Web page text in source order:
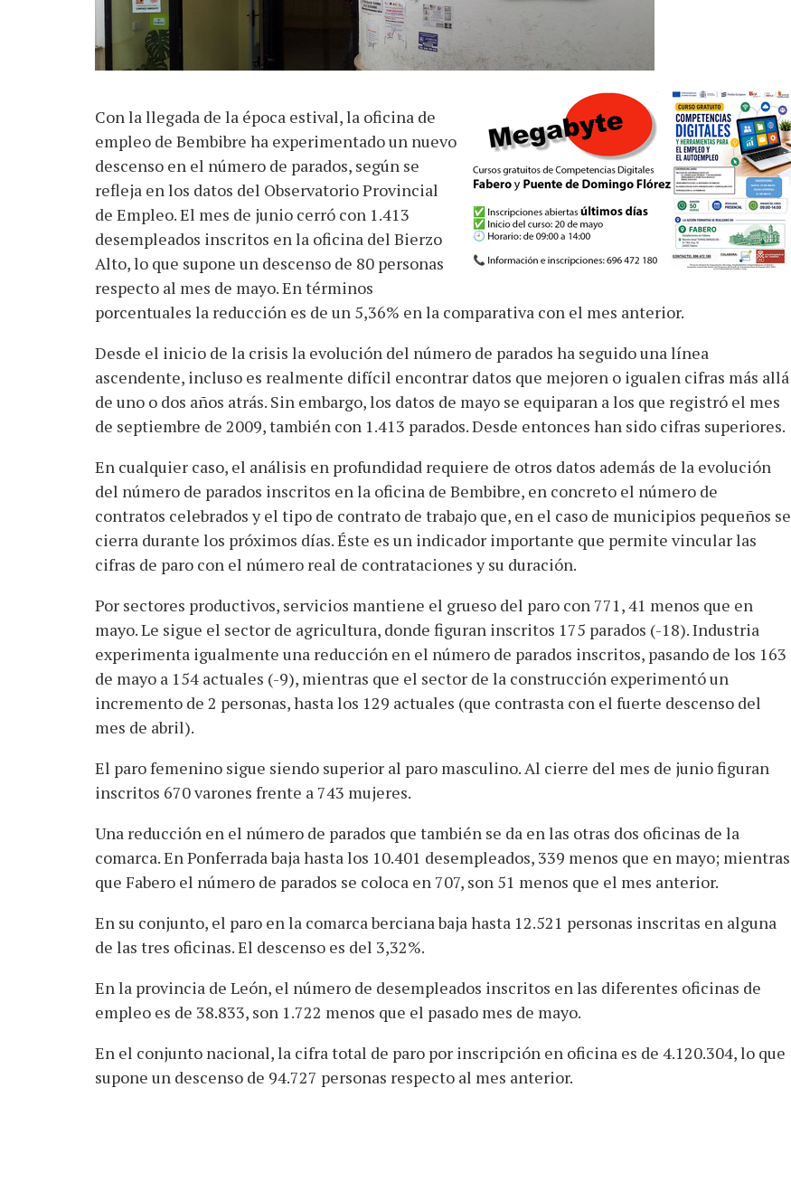
Con la llegada de la época estival, la oficina de
empleo de Bembibre ha experimentado un nuevo
descenso en el número de parados, según se
refleja en los datos del Observatorio Provincial
de Empleo. El mes de junio cerró con 1.413
desempleados inscritos en la oficina del Bierzo
Alto, lo que supone un descenso de 80 personas
respecto al mes de mayo. En términos
porcentuales la reducción es de un 5,36% en la comparativa con el mes anterior.
Desde el inicio de la crisis la evolución del número de parados ha seguido una línea
ascendente, incluso es realmente difícil encontrar datos que mejoren o igualen cifras más allá
de uno o dos años atrás. Sin embargo, los datos de mayo se equiparan a los que registró el mes
de septiembre de 2009, también con 1.413 parados. Desde entonces han sido cifras superiores.
En cualquier caso, el análisis en profundidad requiere de otros datos además de la evolución
del número de parados inscritos en la oficina de Bembibre, en concreto el número de
contratos celebrados y el tipo de contrato de trabajo que, en el caso de municipios pequeños se
cierra durante los próximos días. Éste es un indicador importante que permite vincular las
cifras de paro con el número real de contrataciones y su duración.
Por sectores productivos, servicios mantiene el grueso del paro con 771, 41 menos que en
mayo. Le sigue el sector de agricultura, donde figuran inscritos 175 parados (-18). Industria
experimenta igualmente una reducción en el número de parados inscritos, pasando de los 163
de mayo a 154 actuales (-9), mientras que el sector de la construcción experimentó un
incremento de 2 personas, hasta los 129 actuales (que contrasta con el fuerte descenso del
mes de abril).
El paro femenino sigue siendo superior al paro masculino. Al cierre del mes de junio figuran
inscritos 670 varones frente a 743 mujeres.
Una reducción en el número de parados que también se da en las otras dos oficinas de la
comarca. En Ponferrada baja hasta los 10.401 desempleados, 339 menos que en mayo; mientras
que Fabero el número de parados se coloca en 707, son 51 menos que el mes anterior.
En su conjunto, el paro en la comarca berciana baja hasta 12.521 personas inscritas en alguna
de las tres oficinas. El descenso es del 3,32%.
En la provincia de León, el número de desempleados inscritos en las diferentes oficinas de
empleo es de 38.833, son 1.722 menos que el pasado mes de mayo.
En el conjunto nacional, la cifra total de paro por inscripción en oficina es de 4.120.304, lo que
supone un descenso de 94.727 personas respecto al mes anterior.